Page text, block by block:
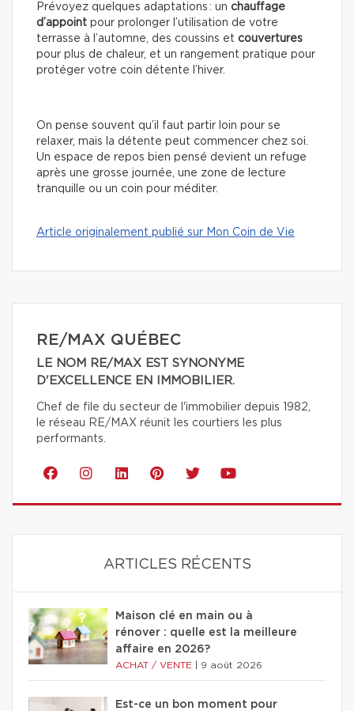
Prévoyez quelques adaptations : un chauffage
d’appoint pour prolonger l’utilisation de votre
terrasse à l’automne, des coussins et couvertures
pour plus de chaleur, et un rangement pratique pour
protéger votre coin détente l’hiver.
On pense souvent qu’il faut partir loin pour se
relaxer, mais la détente peut commencer chez soi.
Un espace de repos bien pensé devient un refuge
après une grosse journée, une zone de lecture
tranquille ou un coin pour méditer.
Article originalement publié sur Mon Coin de Vie
RE/MAX QUÉBEC
LE NOM RE/MAX EST SYNONYME
D'EXCELLENCE EN IMMOBILIER.
Chef de file du secteur de l'immobilier depuis 1982,
le réseau RE/MAX réunit les courtiers les plus
performants.
ARTICLES RÉCENTS
Maison clé en main ou à
rénover : quelle est la meilleure
affaire en 2026?
ACHAT / VENTE 9 août 2026
Est-ce un bon moment pour